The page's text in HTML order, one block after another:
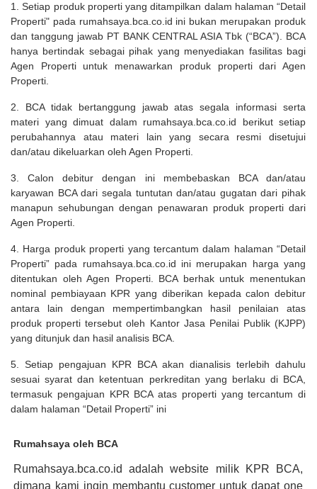
1. Setiap produk properti yang ditampilkan dalam halaman “Detail
Properti" pada rumahsaya.bca.co.id ini bukan merupakan produk
dan tanggung jawab PT BANK CENTRAL ASIA Tbk (“BCA”). BCA
hanya bertindak sebagai pihak yang menyediakan fasilitas bagi
Agen Properti untuk menawarkan produk properti dari Agen
Properti.
2. BCA tidak bertanggung jawab atas segala informasi serta
materi yang dimuat dalam rumahsaya.bca.co.id berikut setiap
perubahannya atau materi lain yang secara resmi disetujui
dan/atau dikeluarkan oleh Agen Properti.
3. Calon debitur dengan ini membebaskan BCA dan/atau
karyawan BCA dari segala tuntutan dan/atau gugatan dari pihak
manapun sehubungan dengan penawaran produk properti dari
Agen Properti.
4. Harga produk properti yang tercantum dalam halaman “Detail
Properti” pada rumahsaya.bca.co.id ini merupakan harga yang
ditentukan oleh Agen Properti. BCA berhak untuk menentukan
nominal pembiayaan KPR yang diberikan kepada calon debitur
antara lain dengan mempertimbangkan hasil penilaian atas
produk properti tersebut oleh Kantor Jasa Penilai Publik (KJPP)
yang ditunjuk dan hasil analisis BCA.
5. Setiap pengajuan KPR BCA akan dianalisis terlebih dahulu
sesuai syarat dan ketentuan perkreditan yang berlaku di BCA,
termasuk pengajuan KPR BCA atas properti yang tercantum di
dalam halaman “Detail Properti” ini
Rumahsaya oleh BCA
Rumahsaya.bca.co.id adalah website milik KPR BCA,
dimana kami ingin membantu customer untuk dapat one